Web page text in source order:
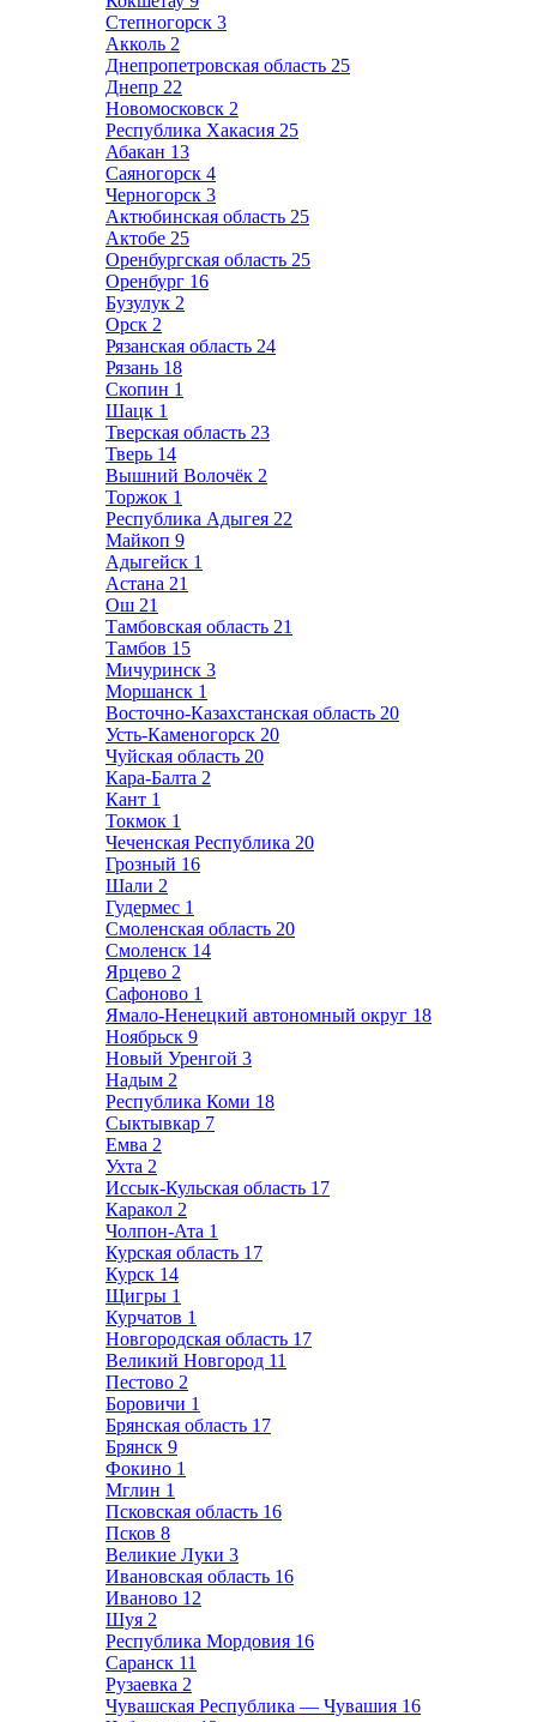
Степногорск 3
Акколь 2
Днепропетровская область 25
Днепр 22
Новомосковск 2
Республика Хакасия 25
Абакан 13
Саяногорск 4
Черногорск 3
Актюбинская область 25
Актобе 25
Оренбургская область 25
Оренбург 16
Бузулук 2
Орск 2
Рязанская область 24
Рязань 18
Скопин 1
Шацк 1
Тверская область 23
Тверь 14
Вышний Волочёк 2
Торжок 1
Республика Адыгея 22
Майкоп 9
Адыгейск 1
Астана 21
Ош 21
Тамбовская область 21
Тамбов 15
Мичуринск 3
Моршанск 1
Восточно-Казахстанская область 20
Усть-Каменогорск 20
Чуйская область 20
Кара-Балта 2
Кант 1
Токмок 1
Чеченская Республика 20
Грозный 16
Шали 2
Гудермес 1
Смоленская область 20
Смоленск 14
Ярцево 2
Сафоново 1
Ямало-Ненецкий автономный округ 18
Ноябрьск 9
Новый Уренгой 3
Надым 2
Республика Коми 18
Сыктывкар 7
Емва 2
Ухта 2
Иссык-Кульская область 17
Каракол 2
Чолпон-Ата 1
Курская область 17
Курск 14
Щигры 1
Курчатов 1
Новгородская область 17
Великий Новгород 11
Пестово 2
Боровичи 1
Брянская область 17
Брянск 9
Фокино 1
Мглин 1
Псковская область 16
Псков 8
Великие Луки 3
Ивановская область 16
Иваново 12
Шуя 2
Республика Мордовия 16
Саранск 11
Рузаевка 2
Чувашская Республика — Чувашия 16